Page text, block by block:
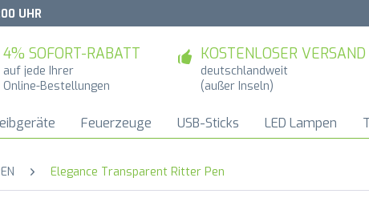
UHR
4% SOFORT-RABATT
auf jede Ihrer
Online-Bestellungen
KOSTENLOSER VERSAND
deutschlandweit
(außer Inseln)
Feuerzeuge USB-Sticks LED Lampen
Elegance Transparent Ritter Pen